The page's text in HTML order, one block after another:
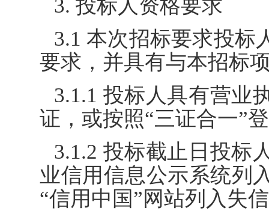
3. 投标人资格要求
3.1 本次招标要求投标
要求，并具有与本招标
3.1.1 投标人具有营业
证，或按照“三证合一”
3.1.2 投标截止日投标
业信用信息公示系统列
“信用中国”网站列入失